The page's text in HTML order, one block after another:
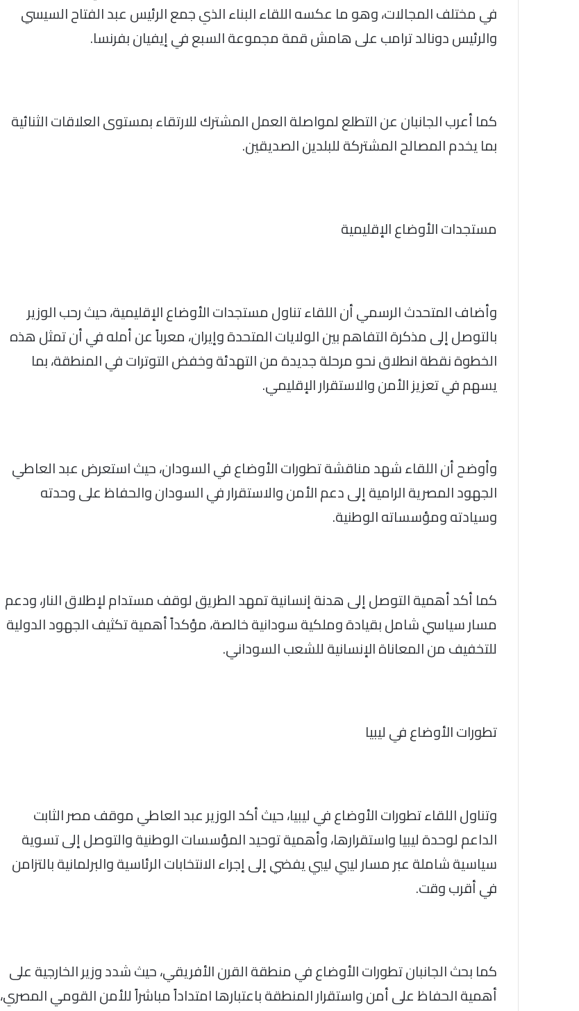
في مختلف المجالات، وهو ما عكسه اللقاء البناء الذي جمع الرئيس عبد الفتاح السيسي
والرئيس دونالد ترامب على هامش قمة مجموعة السبع في إيفيان بفرنسا.
كما أعرب الجانبان عن التطلع لمواصلة العمل المشترك للارتقاء بمستوى العلاقات الثنائية
بما يخدم المصالح المشتركة للبلدين الصديقين.
مستجدات الأوضاع الإقليمية
وأضاف المتحدث الرسمي أن اللقاء تناول مستجدات الأوضاع الإقليمية، حيث رحب الوزير
بالتوصل إلى مذكرة التفاهم بين الولايات المتحدة وإيران، معرباً عن أمله في أن تمثل هذه
الخطوة نقطة انطلاق نحو مرحلة جديدة من التهدئة وخفض التوترات في المنطقة، بما
يسهم في تعزيز الأمن والاستقرار الإقليمي.
وأوضح أن اللقاء شهد مناقشة تطورات الأوضاع في السودان، حيث استعرض عبد العاطي
الجهود المصرية الرامية إلى دعم الأمن والاستقرار في السودان والحفاظ على وحدته
وسيادته ومؤسساته الوطنية.
كما أكد أهمية التوصل إلى هدنة إنسانية تمهد الطريق لوقف مستدام لإطلاق النار، ودعم
مسار سياسي شامل بقيادة وملكية سودانية خالصة، مؤكداً أهمية تكثيف الجهود الدولية
للتخفيف من المعاناة الإنسانية للشعب السوداني.
تطورات الأوضاع في ليبيا
وتناول اللقاء تطورات الأوضاع في ليبيا، حيث أكد الوزير عبد العاطي موقف مصر الثابت
الداعم لوحدة ليبيا واستقرارها، وأهمية توحيد المؤسسات الوطنية والتوصل إلى تسوية
سياسية شاملة عبر مسار ليبي ليبي يفضي إلى إجراء الانتخابات الرئاسية والبرلمانية بالتزامن
في أقرب وقت.
كما بحث الجانبان تطورات الأوضاع في منطقة القرن الأفريقي، حيث شدد وزير الخارجية على
أهمية الحفاظ على أمن واستقرار المنطقة باعتبارها امتداداً مباشراً للأمن القومي المصري،